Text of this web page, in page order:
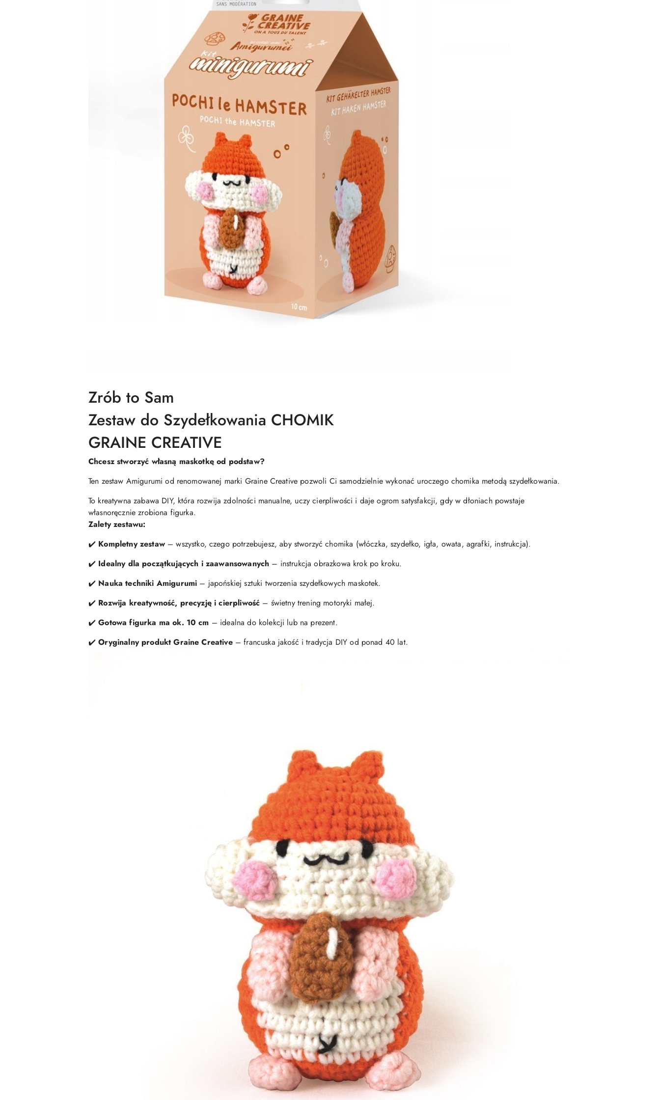
Zrób to Sam
Zestaw do Szydełkowania CHOMIK
GRAINE CREATIVE
Chcesz stworzyć własną maskotkę od podstaw?
Ten zestaw Amigurumi od renomowanej marki Graine Creative pozwoli Ci samodzielnie wykonać uroczego chomika metodą szydełkowania.
To kreatywna zabawa DIY, która rozwija zdolności manualne, uczy cierpliwości i daje ogrom satysfakcji, gdy w dłoniach powstaje
własnoręcznie zrobiona figurka.
Zalety zestawu:
✔️ Kompletny zestaw – wszystko, czego potrzebujesz, aby stworzyć chomika (włóczka, szydełko, igła, owata, agrafki, instrukcja).
✔️ Idealny dla początkujących i zaawansowanych – instrukcja obrazkowa krok po kroku.
✔️ Nauka techniki Amigurumi – japońskiej sztuki tworzenia szydełkowych maskotek.
✔️ Rozwija kreatywność, precyzję i cierpliwość – świetny trening motoryki małej.
✔️Gotowa figurka ma ok. 10 cm – idealna do kolekcji lub na prezent.
✔️ Oryginalny produkt Graine Creative – francuska jakość i tradycja DIY od ponad 40 lat.